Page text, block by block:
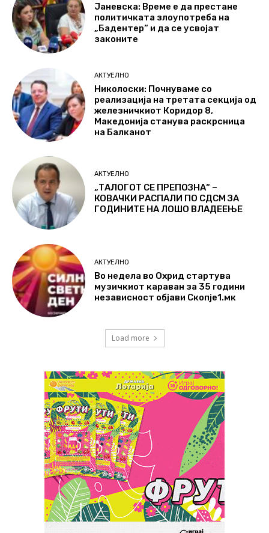
Јаневска: Време е да престане
политичката злоупотреба на
„Бадентер“ и да се усвојат
законите
АКТУЕЛНО
Николоски: Почнуваме со
реализација на третата секција од
железничкиот Коридор 8,
Македонија станува раскрсница
на Балканот
АКТУЕЛНО
„ТАЛОГОТ СЕ ПРЕПОЗНА“ –
КОВАЧКИ РАСПАЛИ ПО СДСМ ЗА
ГОДИНИТЕ НА ЛОШО ВЛАДЕЕЊЕ
АКТУЕЛНО
Во недела во Охрид стартува
музичкиот караван за 35 години
независност објави Скопје1.мк
Load more